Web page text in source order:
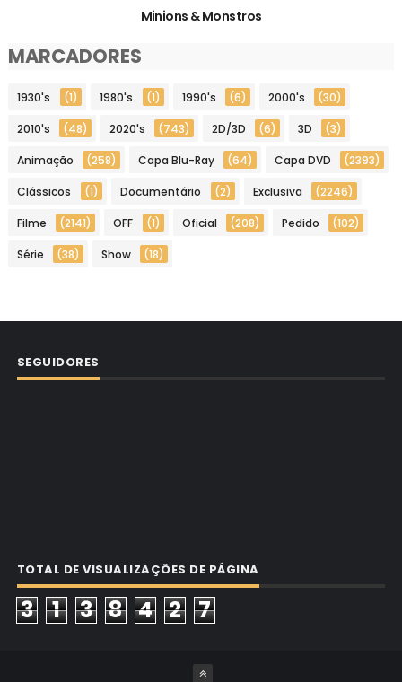
Minions & Monstros
MARCADORES
1930's (1) 1980's (1) 1990's (6) 2000's (30)
2010's (48) 2020's (743) 2D/3D (6) 3D (3)
Animação (258) Capa Blu-Ray (64) Capa DVD (2393)
Clássicos (1) Documentário (2) Exclusiva (2246)
Filme (2141) OFF (1) Oficial (208) Pedido (102)
Série (38) Show (18)
SEGUIDORES
TOTAL DE VISUALIZAÇÕES DE PÁGINA
3 1 3 8 4 2 7